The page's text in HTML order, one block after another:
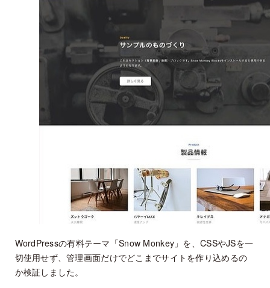
WordPressの有料テーマ「Snow Monkey」を、CSSやJSを一
切使用せず、管理画面だけでどこまでサイトを作り込めるの
か検証しました。